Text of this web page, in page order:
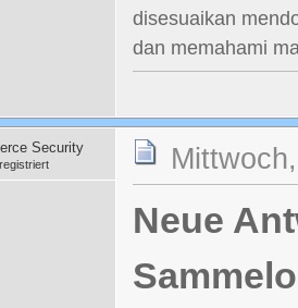
disesuaikan
dan memahami
Security
Neue